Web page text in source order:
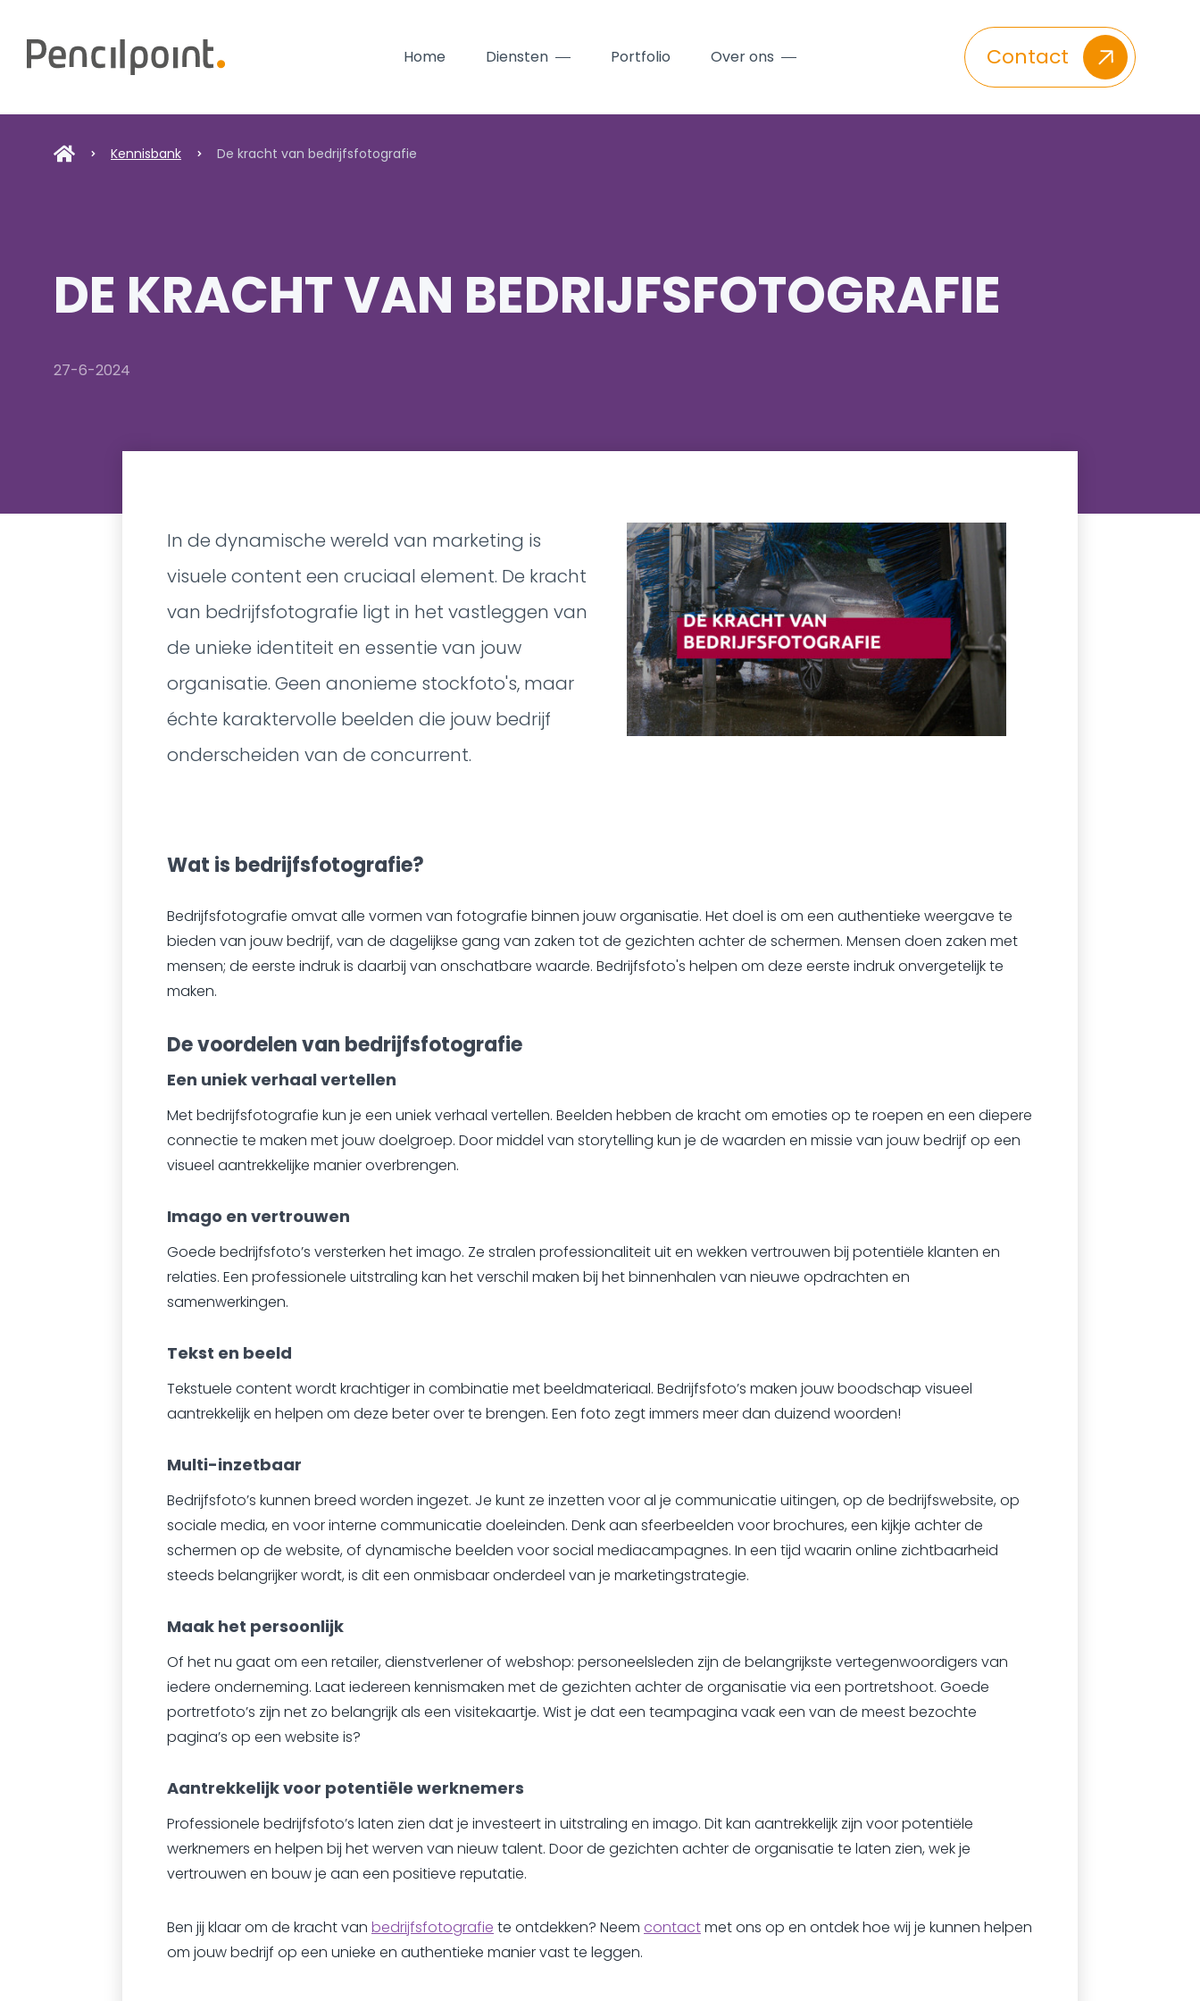
Home Diensten Portfolio Over ons
Home
Portfolio
Contact
Kennisbank De kracht van bedrijfsfotografie
DE KRACHT VAN BEDRIJFSFOTOGRAFIE
27-6-2024
In de dynamische wereld van marketing is
visuele content een cruciaal element. De kracht
van bedrijfsfotografie ligt in het vastleggen van
de unieke identiteit en essentie van jouw
organisatie. Geen anonieme stockfoto's, maar
échte karaktervolle beelden die jouw bedrijf
onderscheiden van de concurrent.
Wat is bedrijfsfotografie?
Bedrijfsfotografie omvat alle vormen van fotografie binnen jouw organisatie. Het doel is om een authentieke weergave te
bieden van jouw bedrijf, van de dagelijkse gang van zaken tot de gezichten achter de schermen. Mensen doen zaken met
mensen; de eerste indruk is daarbij van onschatbare waarde. Bedrijfsfoto's helpen om deze eerste indruk onvergetelijk te
maken.
De voordelen van bedrijfsfotografie
Een uniek verhaal vertellen
Met bedrijfsfotografie kun je een uniek verhaal vertellen. Beelden hebben de kracht om emoties op te roepen en een diepere
connectie te maken met jouw doelgroep. Door middel van storytelling kun je de waarden en missie van jouw bedrijf op een
visueel aantrekkelijke manier overbrengen.
Imago en vertrouwen
Goede bedrijfsfoto’s versterken het imago. Ze stralen professionaliteit uit en wekken vertrouwen bij potentiële klanten en
relaties. Een professionele uitstraling kan het verschil maken bij het binnenhalen van nieuwe opdrachten en
samenwerkingen.
Tekst en beeld
Tekstuele content wordt krachtiger in combinatie met beeldmateriaal. Bedrijfsfoto’s maken jouw boodschap visueel
aantrekkelijk en helpen om deze beter over te brengen. Een foto zegt immers meer dan duizend woorden!
Multi-inzetbaar
Bedrijfsfoto’s kunnen breed worden ingezet. Je kunt ze inzetten voor al je communicatie uitingen, op de bedrijfswebsite, op
sociale media, en voor interne communicatie doeleinden. Denk aan sfeerbeelden voor brochures, een kijkje achter de
schermen op de website, of dynamische beelden voor social mediacampagnes. In een tijd waarin online zichtbaarheid
steeds belangrijker wordt, is dit een onmisbaar onderdeel van je marketingstrategie.
Maak het persoonlijk
Of het nu gaat om een retailer, dienstverlener of webshop: personeelsleden zijn de belangrijkste vertegenwoordigers van
iedere onderneming. Laat iedereen kennismaken met de gezichten achter de organisatie via een portretshoot. Goede
portretfoto’s zijn net zo belangrijk als een visitekaartje. Wist je dat een teampagina vaak een van de meest bezochte
pagina’s op een website is?
Aantrekkelijk voor potentiële werknemers
Professionele bedrijfsfoto’s laten zien dat je investeert in uitstraling en imago. Dit kan aantrekkelijk zijn voor potentiële
werknemers en helpen bij het werven van nieuw talent. Door de gezichten achter de organisatie te laten zien, wek je
vertrouwen en bouw je aan een positieve reputatie.
Ben jij klaar om de kracht van bedrijfsfotografie te ontdekken? Neem contactmet ons op en ontdek hoe wij je kunnen helpen
om jouw bedrijf op een unieke en authentieke manier vast te leggen.